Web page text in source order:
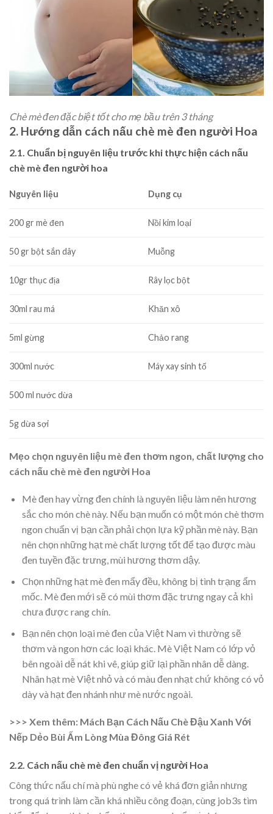
Chè mè đen đặc biệt tốt cho mẹ bầu trên 3 tháng
2. Hướng dẫn cách nấu chè mè đen người Hoa
2.1. Chuẩn bị nguyên liệu trước khi thực hiện cách nấu
chè mè đen người hoa
Nguyên liệu Dụng cụ
200 gr mè đen Nồi kim loại
50 gr bột sắn dây Muỗng
10gr thục địa Rây lọc bột
30ml rau má Khăn xô
5ml gừng Chảo rang
300ml nước Máy xay sinh tố
500 ml nước dừa
5g dừa sợi
Mẹo chọn nguyên liệu mè đen thơm ngon, chất lượng cho
cách nấu chè mè đen người Hoa
Mè đen hay vừng đen chính là nguyên liệu làm nên hương
sắc cho món chè này. Nếu bạn muốn có một món chè thơm
ngon chuẩn vị bạn cần phải chọn lựa kỹ phần mè này. Bạn
nên chọn những hạt mè chất lượng tốt để tạo được màu
đen tuyền đặc trưng, mùi hương thơm dậy.
Chọn những hạt mè đen mẩy đều, không bị tình trạng ẩm
mốc. Mè đen mới sẽ có mùi thơm đặc trưng ngay cả khi
chưa được rang chín.
Bạn nên chọn loại mè đen của Việt Nam vì thường sẽ
thơm và ngon hơn các loại khác. Mè Việt Nam có lớp vỏ
bên ngoài dễ nát khi vê, giúp giữ lại phần nhân dễ dàng.
Nhân hạt mè Việt nhỏ và có màu đen nhạt chứ không có vỏ
dày và hạt đen nhánh như mè nước ngoài.
>>> Xem thêm: Mách Bạn Cách Nấu Chè Đậu Xanh Với
Nếp Dẻo Bùi Ấm Lòng Mùa Đông Giá Rét
2.2. Cách nấu chè mè đen chuẩn vị người Hoa
Công thức nấu chí mà phù nghe có vẻ khá đơn giản nhưng
trong quá trình làm cần khá nhiều công đoạn, cùng job3s tìm